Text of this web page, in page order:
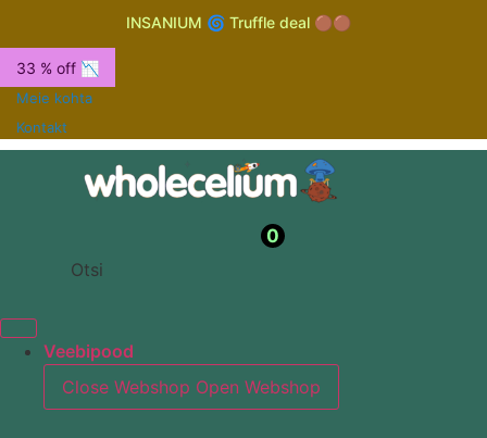
INSANIUM 🌀 Truffle deal 🟤🟤
33 % off 📉
Meie kohta
Kontakt
0
Otsi
Veebipood
Close Webshop Open Webshop